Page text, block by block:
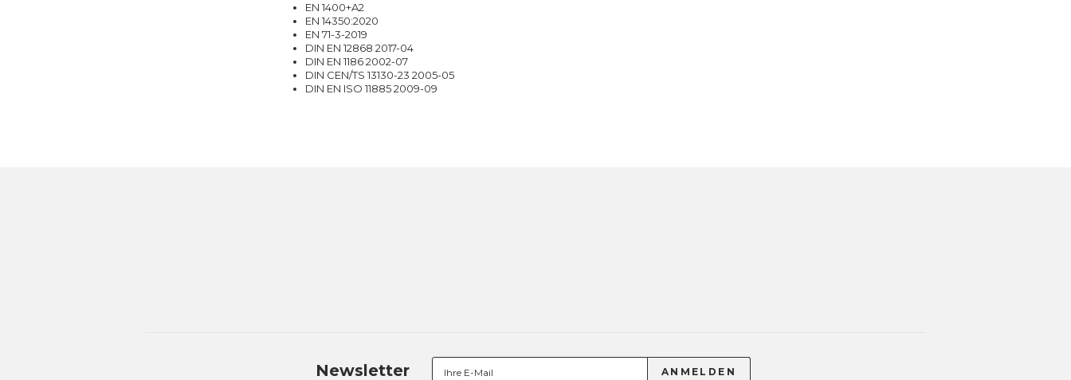
EN 1400+A2
EN 14350:2020
EN 71-3-2019
DIN EN 12868 2017-04
DIN EN 1186 2002-07
DIN CEN/TS 13130-23 2005-05
DIN EN ISO 11885 2009-09
Newsletter